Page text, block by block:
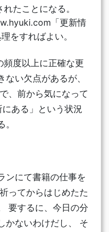
たことになる。
「更新情
をすればよい。
頻度以上に正確な更
い欠点があるが、
、前から気になって
ある」という状況
ンにて書籍の仕事を
ってからはじめたた
要するに、今日の分
かないわけだし、 そ